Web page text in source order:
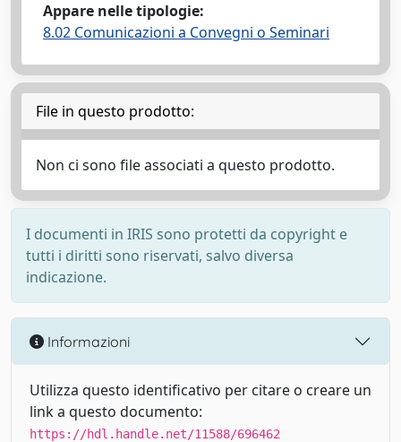
Appare nelle tipologie:
8.02 Comunicazioni a Convegni o Seminari
File in questo prodotto:
Non ci sono file associati a questo prodotto.
I documenti in IRIS sono protetti da copyright e
tutti i diritti sono riservati, salvo diversa
indicazione.
Informazioni
Utilizza questo identificativo per citare o creare un
link a questo documento:
https://hdl.handle.net/11588/696462